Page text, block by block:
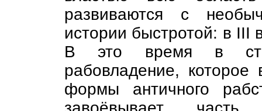
развиваются с
истории быстротой: в III
В это время в
рабовладение, которое
формы античного